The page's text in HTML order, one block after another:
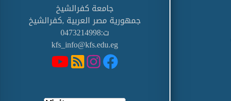
جامعة كفرالشيخ
جمهورية مصر العربية ,كفرالشيخ
ت:0473214998
kfs_info@kfs.edu.eg